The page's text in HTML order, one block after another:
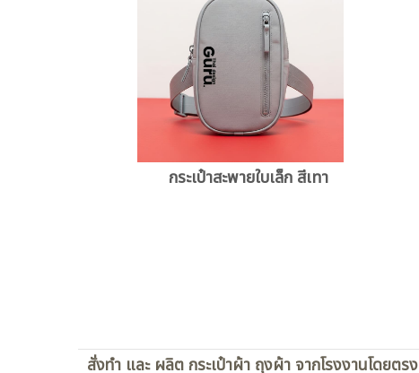
กระเป๋าสะพายใบเล็ก สีเทา
สั่งทำ และ ผลิต กระเป๋าผ้า ถุงผ้า จากโรงงานโดยตรง